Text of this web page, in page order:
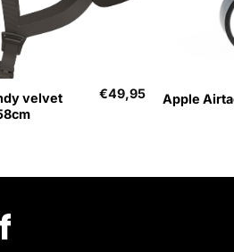
velvet
€49,95 Apple